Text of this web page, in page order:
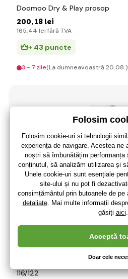
Doomoo Dry & Play prosop
200,18 lei
165,44 lei fără TVA
+ 43 puncte
3 - 7 zile(La dumneavoastră 20.08.)
116/122